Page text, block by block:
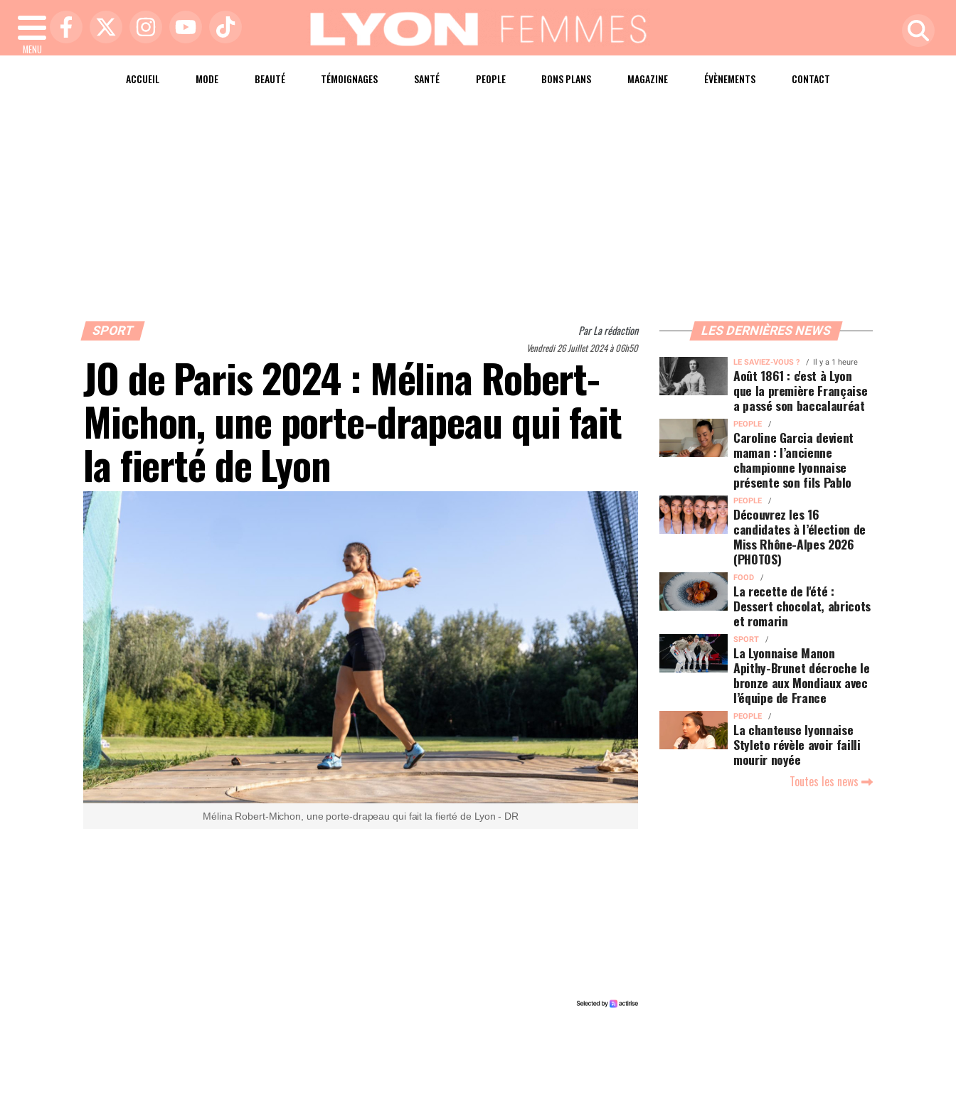
MENU
ACCUEIL MODE BEAUTÉ TÉMOIGNAGES SANTÉ PEOPLE BONS PLANS MAGAZINE ÉVÈNEMENTS CONTACT
SPORT ParLa rédaction
Vendredi 26 Juillet 2024 à 06h50
JO de Paris 2024 : Mélina Robert-
Michon, une porte-drapeau qui fait
la fierté de Lyon
Mélina Robert-Michon, une porte-drapeau qui fait la fierté de Lyon - DR
LES DERNIÈRES NEWS
LE SAVIEZ-VOUS ? Il y a 1 heure
Août 1861 : c'est à Lyon
que la première Française
a passé son baccalauréat
PEOPLE
Caroline Garcia devient
maman : l’ancienne
championne lyonnaise
présente son fils Pablo
PEOPLE
Découvrez les 16
candidates à l’élection de
Miss Rhône-Alpes 2026
(PHOTOS)
FOOD
La recette de l'été :
Dessert chocolat, abricots
et romarin
SPORT
La Lyonnaise Manon
Apithy-Brunet décroche le
bronze aux Mondiaux avec
l’équipe de France
PEOPLE
La chanteuse lyonnaise
Styleto révèle avoir failli
mourir noyée
Toutes les news